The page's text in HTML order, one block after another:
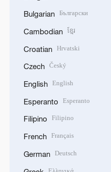
Bulgarian Български
Cambodian ខ្មែរ
Croatian Hrvatski
Czech Český
English English
Esperanto Esperanto
Filipino Filipino
French Français
German Deutsch